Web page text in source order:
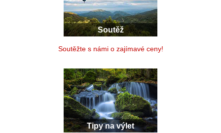
Soutěž
Soutěžte s námi o zajímavé ceny!
Tipy na výlet